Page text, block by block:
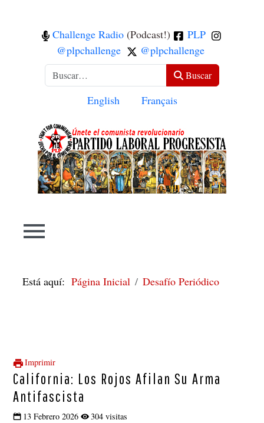
Challenge Radio (Podcast!)
PLP
@plpchallenge
@plpchallenge
Buscar Buscar
Seleccione su idioma
English Français
Está aquí:Página Inicial Desafío Periódico
Imprimir
California: Los Rojos Afilan Su Arma
Antifascista
13 Febrero 2026 304 visitas